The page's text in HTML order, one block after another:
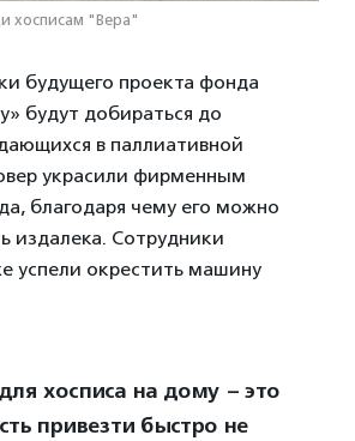
хосписам "Вера"
будущего проекта фонда
будут добираться до
в паллиативной
украсили фирменным
благодаря чему его можно
издалека. Сотрудники
успели окрестить машину
хосписа на дому – это
привезти быстро не